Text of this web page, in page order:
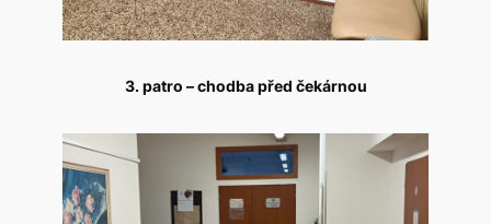
3. patro – chodba před čekárnou